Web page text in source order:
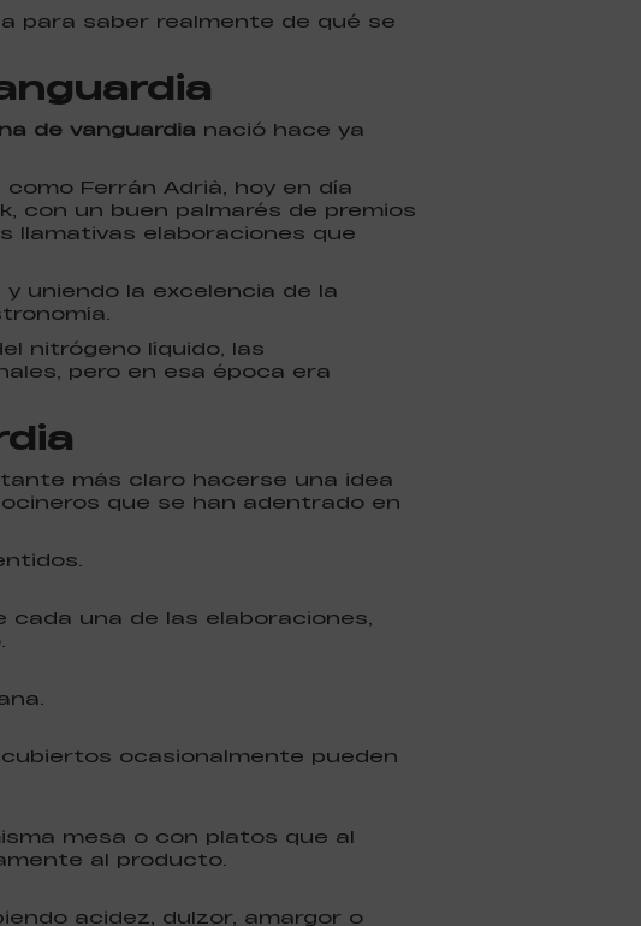
para saber realmente de qué se
de vanguardia nació hace ya
Ferrán Adrià, hoy en día
con un buen palmarés de premios
llamativas elaboraciones que
uniendo la excelencia de la
nitrógeno líquido, las
pero en esa época era
más claro hacerse una idea
que se han adentrado en
una de las elaboraciones,
ocasionalmente pueden
mesa o con platos que al
al producto.
acidez, dulzor, amargor o